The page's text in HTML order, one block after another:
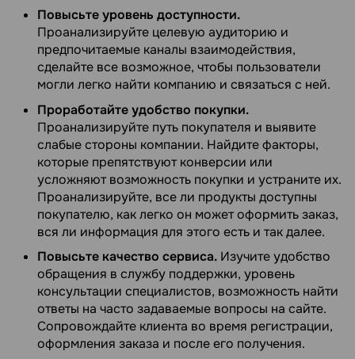
Повысьте уровень доступности.
Проанализируйте целевую аудиторию и
предпочитаемые каналы взаимодействия,
сделайте все возможное, чтобы пользователи
могли легко найти компанию и связаться с ней.
Проработайте удобство покупки.
Проанализируйте путь покупателя и выявите
слабые стороны компании. Найдите факторы,
которые препятствуют конверсии или
усложняют возможность покупки и устраните их.
Проанализируйте, все ли продукты доступны
покупателю, как легко он может оформить заказ,
вся ли информация для этого есть и так далее.
Повысьте качество сервиса. Изучите удобство
обращения в службу поддержки, уровень
консультации специалистов, возможность найти
ответы на часто задаваемые вопросы на сайте.
Сопровождайте клиента во время регистрации,
оформления заказа и после его получения.